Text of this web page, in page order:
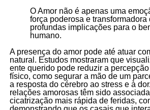
O Amor não é apenas uma
força poderosa e transformadora
profundas implicações para o
humano.
A presença do amor pode até atuar
natural. Estudos mostraram que
ente querido pode reduzir a
físico, como segurar a mão de um
a resposta do cérebro ao stress e à
relações amorosas têm sido
cicatrização mais rápida de feridas,